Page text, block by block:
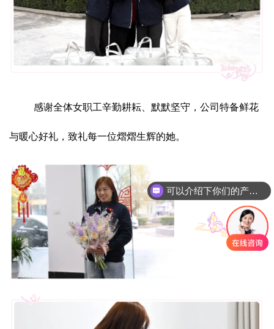
感谢全体女职工辛勤耕耘、默默坚守，公司特备鲜花
与暖心好礼，致礼每一位熠熠生辉的她。
你们是怎么收费的呢